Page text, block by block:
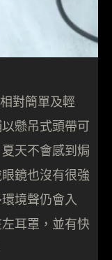
對簡單及輕
懸吊式頭帶可
天不會感到焗
鏡也沒有很強
境聲仍會入
耳罩，並有快